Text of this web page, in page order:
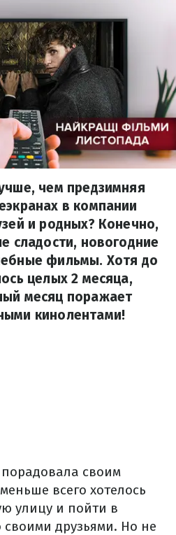
чем предзимняя
в компании
и родных? Конечно,
сладости, новогодние
фильмы. Хотя до
целых 2 месяца,
месяц поражает
кинолентами!
своим
всего хотелось
улицу и пойти в
друзьями. Но не